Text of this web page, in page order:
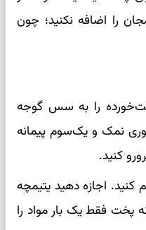
را اضافه نکنید؛ چون
را به سس گوجه
نمک و یک‌سوم پیمانه
کنید.
کنید. اجازه دهید یتیمچه
میانه پخت فقط یک بار مواد را